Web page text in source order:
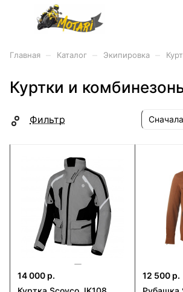
Главная Каталог Экипировка
Куртки и
Фильтр
14 000 р.
12 500 р.